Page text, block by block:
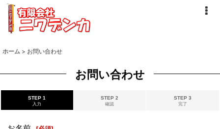
ホーム > お問い合わせ
お問い合わせ
STEP 1
入力
STEP 2
確認
STEP 3
完了